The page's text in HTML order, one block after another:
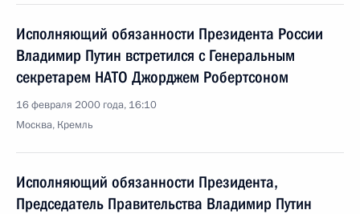
Исполняющий обязанности Президента России
Владимир Путин встретился с Генеральным
секретарем НАТО Джорджем Робертсоном
16 февраля 2000 года, 16:10
Москва, Кремль
Исполняющий обязанности Президента,
Председатель Правительства Владимир Путин